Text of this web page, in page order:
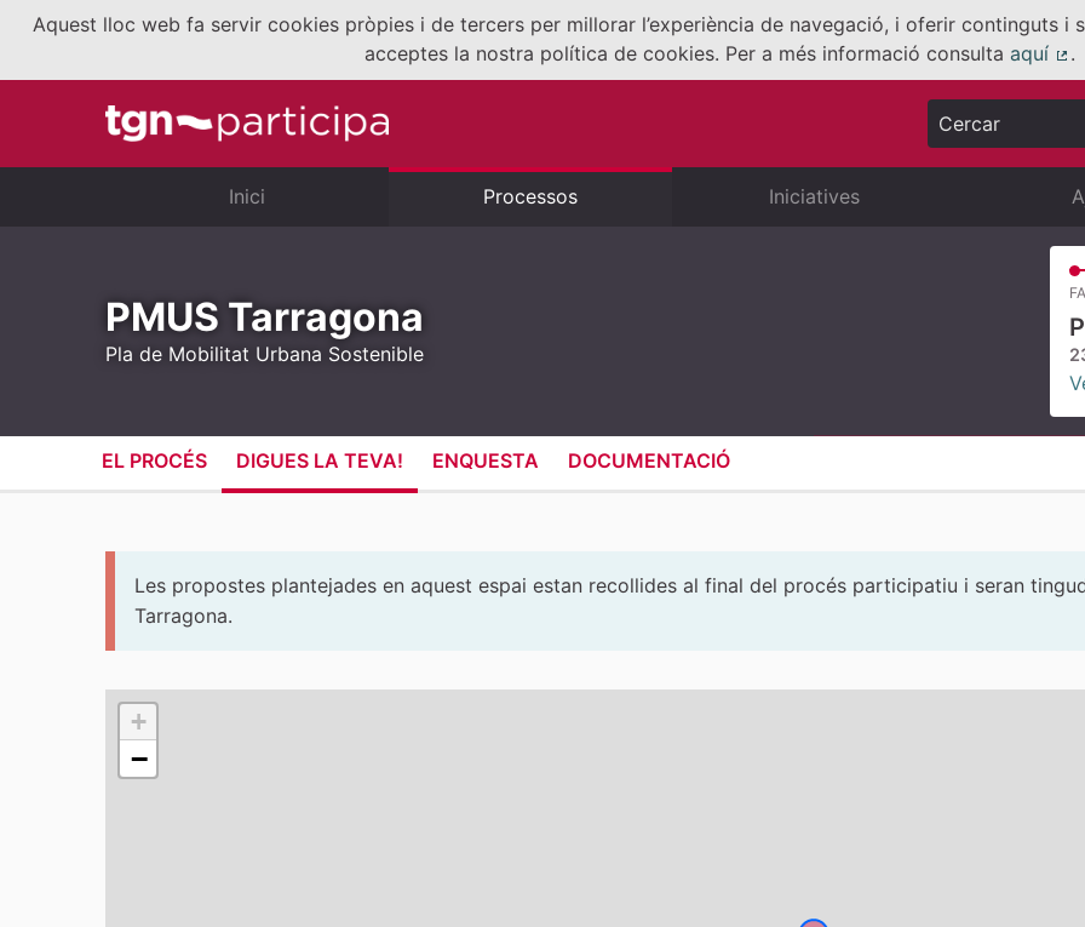
Aquest lloc web fa servir cookies pròpies i de tercers per millorar l’experiència de navegació, i oferir continguts i
acceptes la nostra política de cookies. Per a més informació consultaaquí
.
Cercar
Inici Processos Iniciatives
PMUS Tarragona
Pla de Mobilitat Urbana Sostenible
EL PROCÉS DIGUES LA TEVA! ENQUESTA DOCUMENTACIÓ
Les propostes plantejades en aquest espai estan recollides al final del procés participatiu i seran
Tarragona.
El següent element és un mapa que presenta els components d'aquesta pàgina com a punts al mapa.
+
−